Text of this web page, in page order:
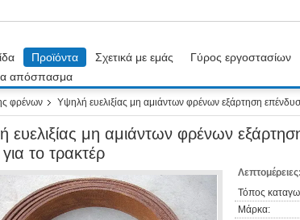
Προϊόντα Σχετικά με εμάς Γύρος εργοστασίων
απόσπασμα
φρένων Υψηλή ευελιξίας μη αμιάντων φρένων εξάρτηση
ευελιξίας μη αμιάντων φρένων
για το τρακτέρ
Λεπτομέρειες:
Τόπος
Μάρκα: